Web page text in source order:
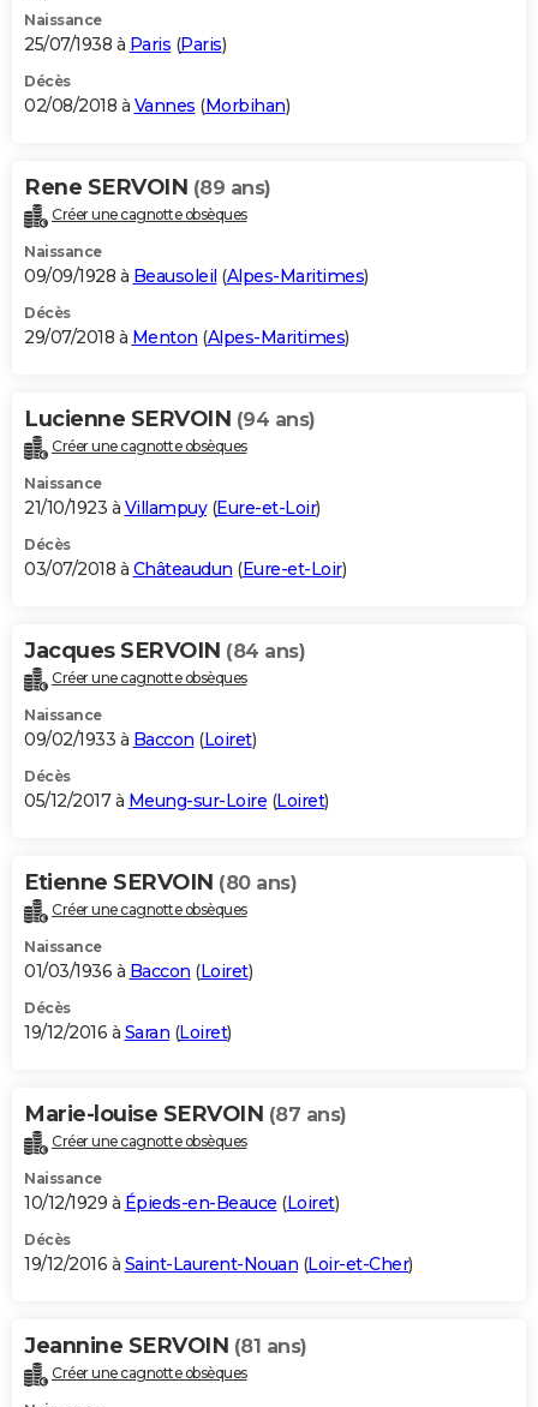
Naissance
25/07/1938 à Paris (Paris)
Décès
02/08/2018 à Vannes (Morbihan)
Rene SERVOIN (89 ans)
Créer une cagnotte obsèques
Naissance
09/09/1928 à Beausoleil (Alpes-Maritimes)
Décès
29/07/2018 à Menton (Alpes-Maritimes)
Lucienne SERVOIN (94 ans)
Créer une cagnotte obsèques
Naissance
21/10/1923 à Villampuy(Eure-et-Loir)
Décès
03/07/2018 à Châteaudun (Eure-et-Loir)
Jacques SERVOIN (84 ans)
Créer une cagnotte obsèques
Naissance
09/02/1933 à Baccon (Loiret)
Décès
05/12/2017 à Meung-sur-Loire (Loiret)
Etienne SERVOIN (80 ans)
Créer une cagnotte obsèques
Naissance
01/03/1936 à Baccon (Loiret)
Décès
19/12/2016 à Saran (Loiret)
Marie-louise SERVOIN (87 ans)
Créer une cagnotte obsèques
Naissance
10/12/1929 à Épieds-en-Beauce (Loiret)
Décès
19/12/2016 à Saint-Laurent-Nouan (Loir-et-Cher)
Jeannine SERVOIN (81 ans)
Créer une cagnotte obsèques